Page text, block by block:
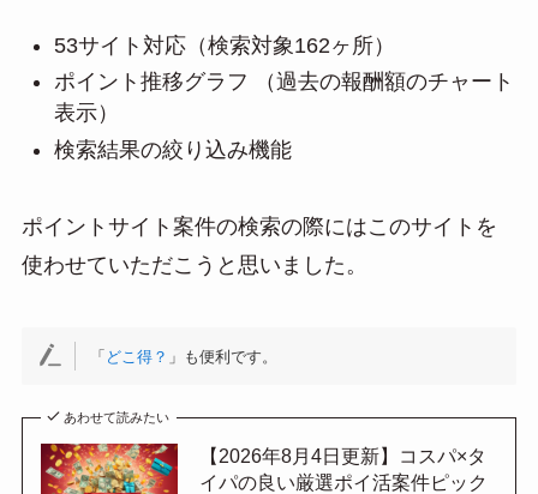
53サイト対応（検索対象162ヶ所）
ポイント推移グラフ （過去の報酬額のチャート
表示）
検索結果の絞り込み機能
ポイントサイト案件の検索の際にはこのサイトを
使わせていただこうと思いました。
「 どこ得？ 」も便利です。
あわせて読みたい
【2026年8月4日更新】コスパ×タ
イパの良い厳選ポイ活案件ピック